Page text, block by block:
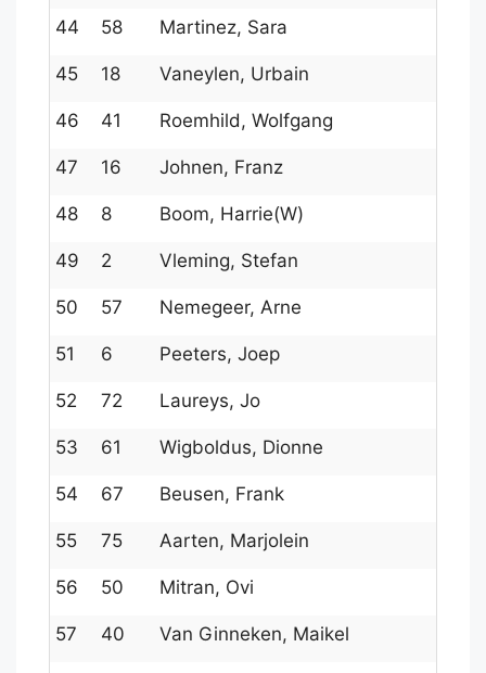
44 58 Martinez, Sara
45 18 Vaneylen, Urbain
46 41 Roemhild, Wolfgang
47 16 Johnen, Franz
48 8 Boom, Harrie(W)
49 2 Vleming, Stefan
50 57 Nemegeer, Arne
51 6 Peeters, Joep
52 72 Laureys, Jo
53 61 Wigboldus, Dionne
54 67 Beusen, Frank
55 75 Aarten, Marjolein
56 50 Mitran, Ovi
57 40 Van Ginneken, Maikel